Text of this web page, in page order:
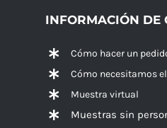
INFORMACIÓN DE
Cómo hacer un
Cómo necesitamos
Muestra virtual
Muestras sin